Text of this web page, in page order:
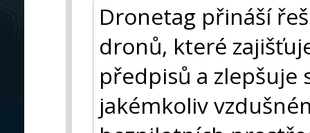
Dronetag přináší
dronů, které
předpisů a zlepšuje
jakémkoliv